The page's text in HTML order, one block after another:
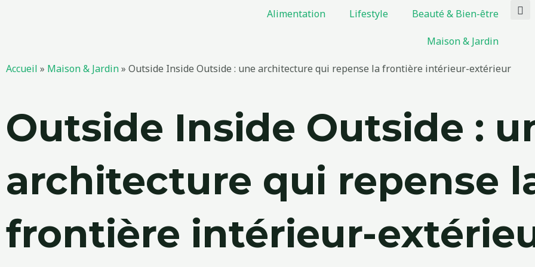
Alimentation Lifestyle Beauté & Bien-être
Maison & Jardin
Accueil » Maison & Jardin» Outside Inside Outside : une architecture qui repense la frontière intérieur-extérieur
Outside Inside Outside :
architecture qui repense
frontière intérieur-